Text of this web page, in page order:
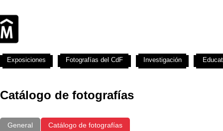
Catálogo de fotografías
General Catálogo de fotografías
Exposiciones Fotografías del CdF Investigación